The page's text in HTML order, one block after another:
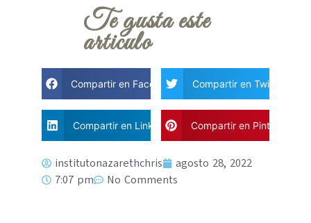
Te gusta este
articulo
Compartir en Facebook Compartir en Twitter
Compartir en Linkdin Compartir en Pinterest
institutonazarethchris
agosto 28, 2022
7:07 pm
No Comments